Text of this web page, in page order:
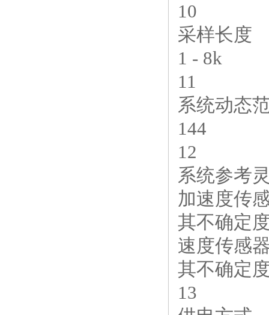
10
采样长度
1 - 8k
11
系统动态
144
12
系统参考
加速度传
其不确定
速度传感
其不确定
13